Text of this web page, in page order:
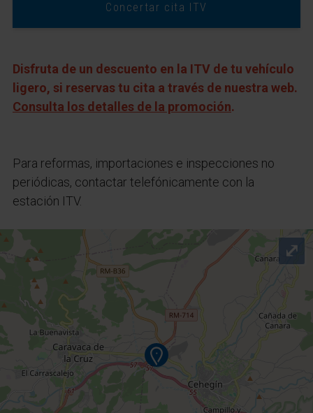
Concertar cita ITV
Disfruta de un descuento en la ITV de tu vehículo
ligero, si reservas tu cita a través de nuestra web.
Consulta los detalles de la promoción.
Para reformas, importaciones e inspecciones no
periódicas, contactar telefónicamente con la
estación ITV.
⤢